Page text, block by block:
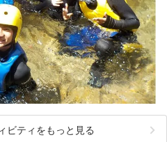
ビティをもっと見る